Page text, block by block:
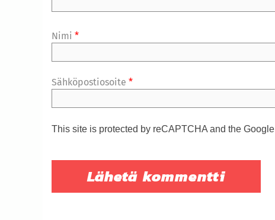
Nimi *
Sähköpostiosoite *
This site is protected by reCAPTCHA and the Google